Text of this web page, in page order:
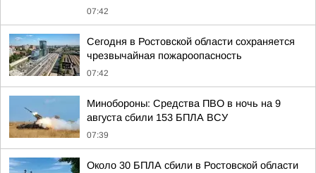
07:42
Сегодня в Ростовской области сохраняется
чрезвычайная пожароопасность
07:42
Минобороны: Средства ПВО в ночь на 9
августа сбили 153 БПЛА ВСУ
07:39
Около 30 БПЛА сбили в Ростовской области